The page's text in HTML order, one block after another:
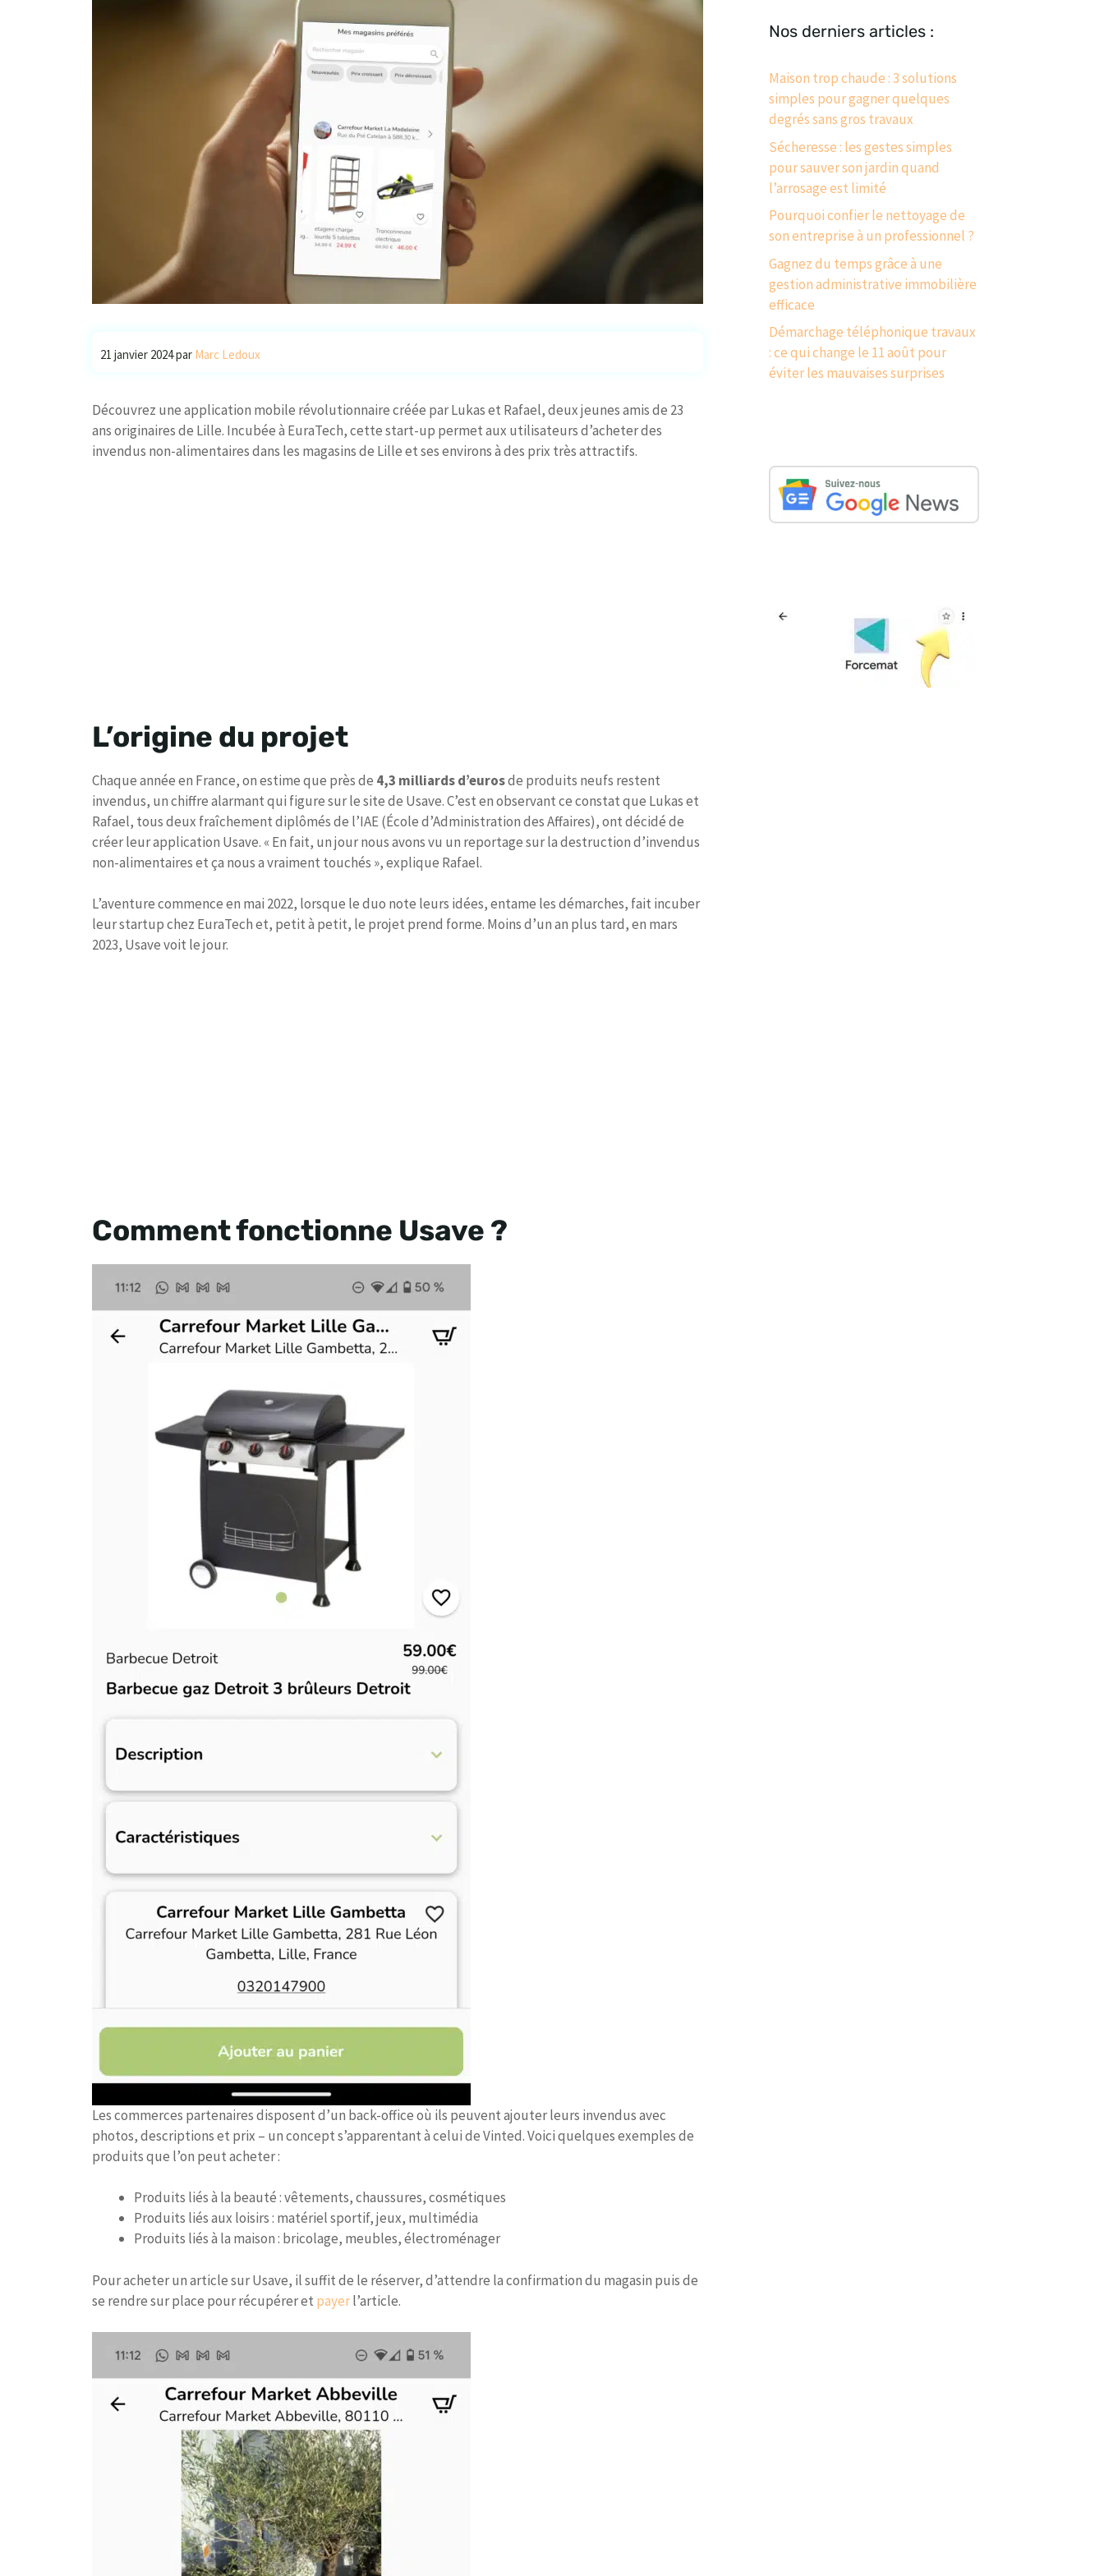
21 janvier 2024par Marc Ledoux
Découvrez une application mobile révolutionnaire créée par Lukas et Rafael, deux jeunes amis de 23
ans originaires de Lille. Incubée à EuraTech, cette start-up permet aux utilisateurs d’acheter des
invendus non-alimentaires dans les magasins de Lille et ses environs à des prix très attractifs.
L’origine du projet
Chaque année en France, on estime que près de 4,3 milliards d’eurosde produits neufs restent
invendus, un chiffre alarmant qui figure sur le site de Usave. C’est en observant ce constat que Lukas et
Rafael, tous deux fraîchement diplômés de l’IAE (École d’Administration des Affaires), ont décidé de
créer leur application Usave. « En fait, un jour nous avons vu un reportage sur la destruction d’invendus
non-alimentaires et ça nous a vraiment touchés », explique Rafael.
L’aventure commence en mai 2022, lorsque le duo note leurs idées, entame les démarches, fait incuber
leur startup chez EuraTech et, petit à petit, le projet prend forme. Moins d’un an plus tard, en mars
2023, Usave voit le jour.
Comment fonctionne Usave ?
Les commerces partenaires disposent d’un back-office où ils peuvent ajouter leurs invendus avec
photos, descriptions et prix – un concept s’apparentant à celui de Vinted. Voici quelques exemples de
produits que l’on peut acheter :
Produits liés à la beauté : vêtements, chaussures, cosmétiques
Produits liés aux loisirs : matériel sportif, jeux, multimédia
Produits liés à la maison : bricolage, meubles, électroménager
Pour acheter un article sur Usave, il suffit de le réserver, d’attendre la confirmation du magasin puis de
se rendre sur place pour récupérer et payerl’article.
Nos derniers articles :
Maison trop chaude : 3 solutions
simples pour gagner quelques
degrés sans gros travaux
Sécheresse : les gestes simples
pour sauver son jardin quand
l’arrosage est limité
Pourquoi confier le nettoyage de
son entreprise à un professionnel ?
Gagnez du temps grâce à une
gestion administrative immobilière
efficace
Démarchage téléphonique travaux
: ce qui change le 11 août pour
éviter les mauvaises surprises